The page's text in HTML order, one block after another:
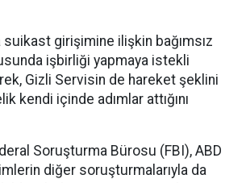
suikast girişimine ilişkin bağımsız
işbirliği yapmaya istekli
Gizli Servisin de hareket şeklini
kendi içinde adımlar attığını
Soruşturma Bürosu (FBI), ABD
diğer soruşturmalarıyla da